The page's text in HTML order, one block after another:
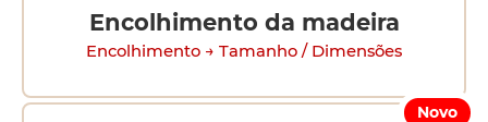
Encolhimento da madeira
Encolhimento → Tamanho / Dimensões
Novo